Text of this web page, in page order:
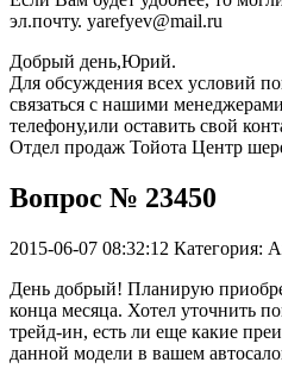
эл.почту. yarefyev@mail.ru
Добрый день,Юрий.
Для обсуждения всех условий
связаться с нашими
телефону,или оставить свой
Отдел продаж Тойота Центр
Вопрос № 23450
2015-06-07 08:32:12 Категория:
День добрый! Планирую
конца месяца. Хотел уточнить
трейд-ин, есть ли еще какие
данной модели в вашем